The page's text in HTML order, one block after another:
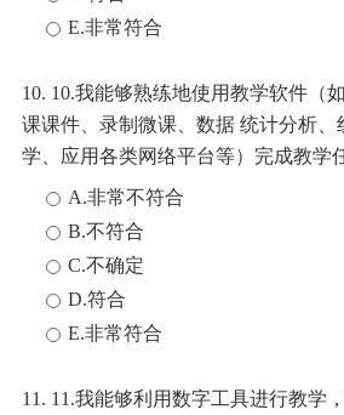
E.非常符合
10. 10.我能够熟练地使用教学软件（
课课件、录制微课、数据 统计分析、
学、应用各类网络平台等）完成教学
A.非常不符合
B.不符合
C.不确定
D.符合
E.非常符合
11. 11.我能够利用数字工具进行教学